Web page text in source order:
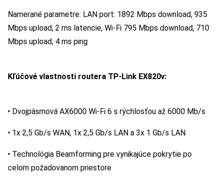
Namerané parametre: LAN port: 1892 Mbps download, 935
Mbps upload, 2 ms latencie, Wi-Fi 795 Mbps download, 710
Mbps upload, 4 ms ping
Kľúčové vlastnosti routera TP-Link EX820v:
• Dvojpásmová AX6000 Wi-Fi 6 s rýchlosťou až 6000 Mb/s
• 1x 2,5 Gb/s WAN, 1x 2,5 Gb/s LAN a 3x 1 Gb/s LAN
• Technológia Beamforming pre vynikajúce pokrytie po
celom požadovanom priestore